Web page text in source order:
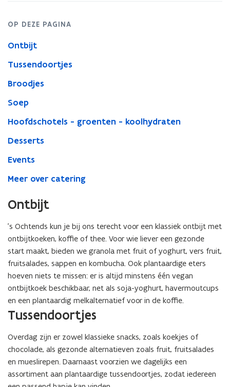
BedrijfOP DEZE PAGINA
Ontbijt
Tussendoortjes
Broodjes
Soep
Hoofdschotels - groenten - koolhydraten
Desserts
Events
Meer over catering
Ontbijt
’s Ochtends kun je bij ons terecht voor een klassiek ontbijt met
ontbijtkoeken, koffie of thee. Voor wie liever een gezonde
start maakt, bieden we granola met fruit of yoghurt, vers fruit,
fruitsalades, sappen en kombucha. Ook plantaardige eters
hoeven niets te missen: er is altijd minstens één vegan
ontbijtkoek beschikbaar, net als soja-yoghurt, havermoutcups
en een plantaardig melk­alternatief voor in de koffie.
Tussendoortjes
Overdag zijn er zowel klassieke snacks, zoals koekjes of
chocolade, als gezonde alternatieven zoals fruit, fruitsalades
en mueslirepen. Daarnaast voorzien we dagelijks een
assortiment aan plantaardige tussendoortjes, zodat iedereen